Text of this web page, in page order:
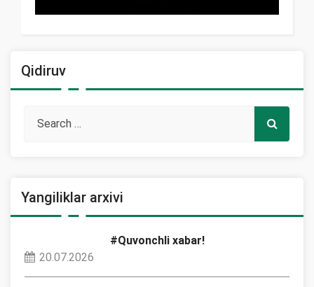
Qidiruv
Yangiliklar arxivi
#Quvonchli xabar!
20.07.2026